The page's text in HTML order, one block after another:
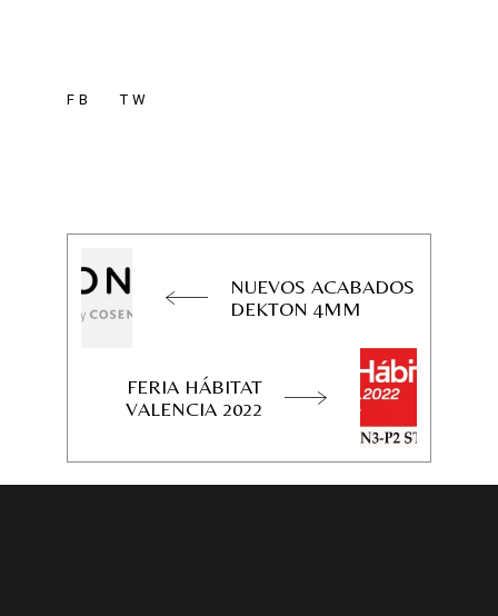
FB TW
NUEVOS ACABADOS
DEKTON 4MM
FERIA HÁBITAT
VALENCIA 2022